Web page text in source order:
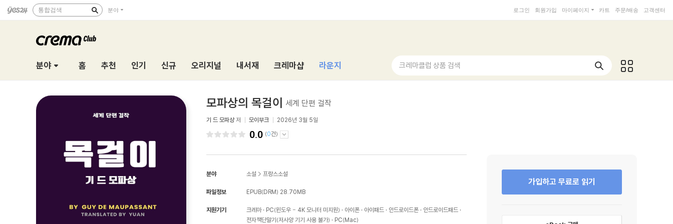
통합검색 분야 로그인 회원가입 마이페이지 카트 주문/배송 고객센터
분야 홈 추천 인기 신규 오리지널 내서재 크레마샵 라운지 크레마클럽 상품 검색
모파상의 목걸이 세계 단편 걸작
기 드 모파상저 모이부크 2026년 3월 5일
0.0 (0건)
분야 소설 > 프랑스소설
파일정보 EPUB(DRM) 28.70MB
지원기기 크레마 PC(윈도우 - 4K 모니터 미지원) 아이폰 아이패드 안드로이드폰
안드로이드패드
전자책단말기(저사양 기기 사용 불가)
PC(Mac)
가입하고 무료로 읽기